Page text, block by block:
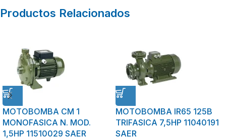
Productos Relacionados
MOTOBOMBA CM 1
MONOFASICA N. MOD.
1,5HP 11510029 SAER
MOTOBOMBA IR65 125B
TRIFASICA 7,5HP 11040191
SAER